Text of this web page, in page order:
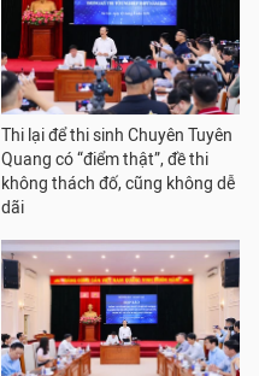
Thi lại để thi sinh Chuyên Tuyên
Quang có “điểm thật”, đề thi
không thách đố, cũng không dễ
dãi